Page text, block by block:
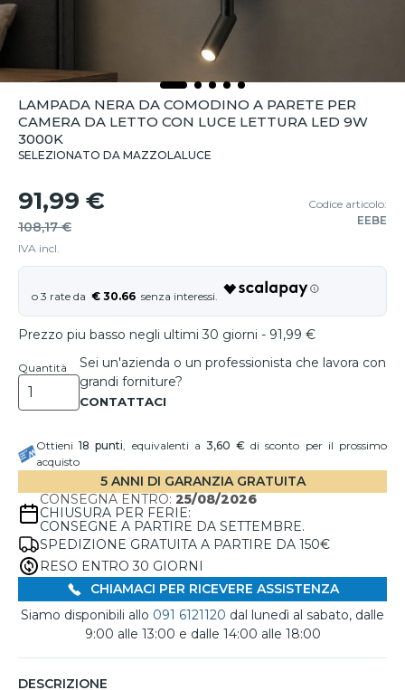
LAMPADA NERA DA COMODINO A PARETE PER
CAMERA DA LETTO CON LUCE LETTURA LED 9W
3000K
SELEZIONATO DA MAZZOLALUCE
91,99 €
108,17 €
IVA incl.
Codice articolo:
EEBE
€ 30.66
Prezzo piu basso negli ultimi 30 giorni - 91,99 €
Quantità
Sei un'azienda o un professionista che lavora con
grandi forniture?
Ottieni18 punti, equivalenti a 3,60 € di sconto per il prossimo
acquisto
5 ANNI DI GARANZIA GRATUITA
CONSEGNA ENTRO: 25/08/2026
CHIUSURA PER FERIE:
CONSEGNE A PARTIRE DA SETTEMBRE.
SPEDIZIONE GRATUITA A PARTIRE DA 150€
RESO ENTRO 30 GIORNI
CHIAMACI PER RICEVERE ASSISTENZA
Siamo disponibili allo 091 6121120 dal lunedì al sabato, dalle
9:00 alle 13:00 e dalle 14:00 alle 18:00
DESCRIZIONE